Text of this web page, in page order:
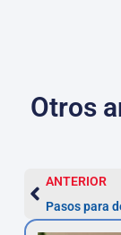
Otros
ANTERIOR